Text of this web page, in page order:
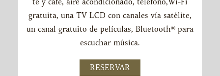
gratuita, una TV LCD con canales vía satélite,
un canal gratuito de películas, Bluetooth® para
escuchar música.
RESERVAR